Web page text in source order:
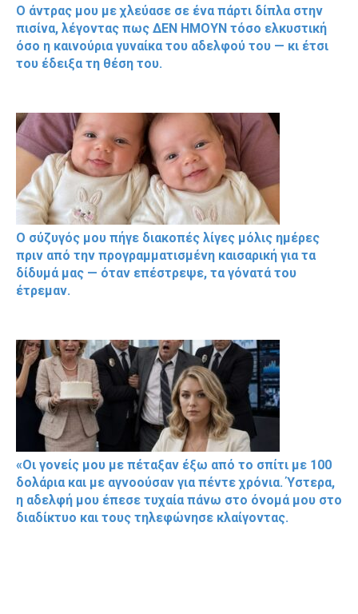
Ο άντρας μου με χλεύασε σε ένα πάρτι δίπλα στην
πισίνα, λέγοντας πως ΔΕΝ ΗΜΟΥΝ τόσο ελκυστική
όσο η καινούρια γυναίκα του αδελφού του — κι έτσι
του έδειξα τη θέση του.
Ο σύζυγός μου πήγε διακοπές λίγες μόλις ημέρες
πριν από την προγραμματισμένη καισαρική για τα
δίδυμά μας — όταν επέστρεψε, τα γόνατά του
έτρεμαν.
«Οι γονείς μου με πέταξαν έξω από το σπίτι με 100
δολάρια και με αγνοούσαν για πέντε χρόνια. Ύστερα,
η αδελφή μου έπεσε τυχαία πάνω στο όνομά μου στο
διαδίκτυο και τους τηλεφώνησε κλαίγοντας.